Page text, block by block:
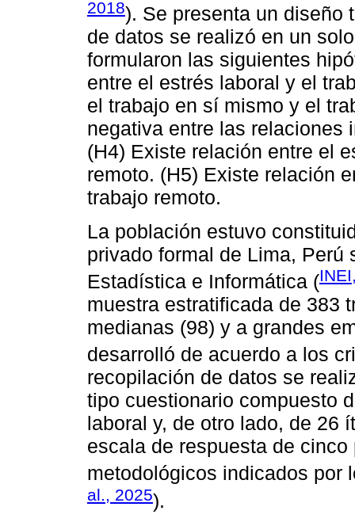
2018). Se presenta un diseño
de datos se realizó en un
formularon las siguientes
entre el estrés laboral y el
el trabajo en sí mismo y el
negativa entre las relaciones
(H4) Existe relación entre el
remoto. (H5) Existe relación
trabajo remoto.
La población estuvo
privado formal de Lima,
Estadística e Informática (
muestra estratificada de 383
medianas (98) y a grandes
desarrolló de acuerdo a los
recopilación de datos se
tipo cuestionario compuesto
laboral y, de otro lado, de 26
escala de respuesta de
metodológicos indicados por
al., 2025).